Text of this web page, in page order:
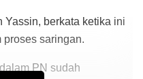
Yassin, berkata ketika ini
saringan.
PN sudah